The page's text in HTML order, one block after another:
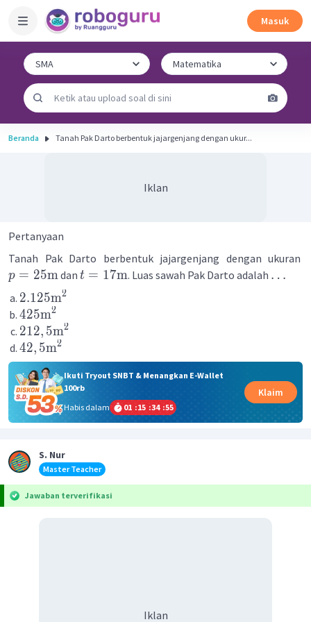
Masuk
Beranda Tanah Pak Darto berbentuk jajargenjang dengan ukur...
Iklan
Pertanyaan
Tanah Pak Darto berbentuk jajargenjang dengan ukuran
p = 25mdan t = 17m. Luas sawah Pak Darto adalah …
2.125m2
425m2
212, 5m2
42, 5m2
Ikuti Tryout SNBT & Menangkan E-Wallet
100rb
Habis dalam
01 :15 :34 :55
Klaim
S. Nur
Master Teacher
Jawaban terverifikasi
Iklan